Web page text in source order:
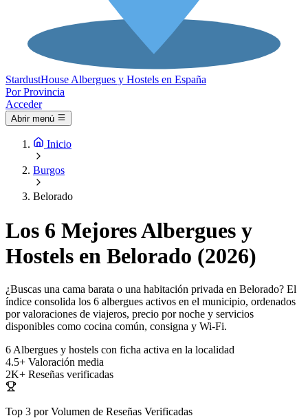
StardustHouse Albergues y Hostels en España
Por Provincia
Acceder
Abrir menú
Inicio
Burgos
Belorado
Los 6 Mejores Albergues y
Hostels en Belorado (2026)
¿Buscas una cama barata o una habitación privada en Belorado? El
índice consolida los 6 albergues activos en el municipio, ordenados
por valoraciones de viajeros, precio por noche y servicios
disponibles como cocina común, consigna y Wi-Fi.
6 Albergues y hostels con ficha activa en la localidad
4.5+ Valoración media
2K+ Reseñas verificadas
Top 3 por Volumen de Reseñas Verificadas